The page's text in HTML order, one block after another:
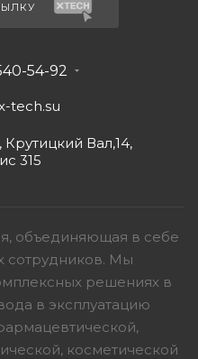
54-92
tech.su
Вал,14,
315
объединяющая в себе
сотрудников. Мы
решениях в
в эксплуатацию
косметической